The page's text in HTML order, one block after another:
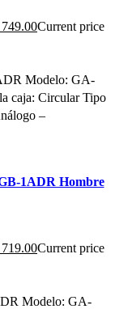
Current price
Modelo: GA-
caja: Circular Tipo
–
1ADR Hombre
Current price
Modelo: GA-